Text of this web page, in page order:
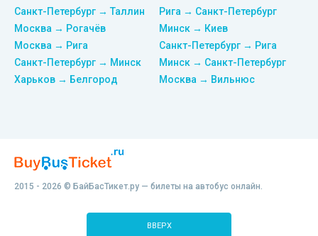
Санкт-Петербург → Таллин
Москва → Рогачёв
Москва → Рига
Санкт-Петербург → Минск
Харьков → Белгород
Рига → Санкт-Петербург
Минск → Киев
Санкт-Петербург → Рига
Минск → Санкт-Петербург
Москва → Вильнюс
2015 - 2026 © БайБасТикет.ру — билеты на автобус онлайн.
ВВЕРХ